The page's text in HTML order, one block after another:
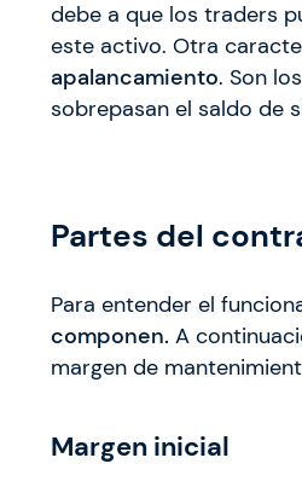
debe a que los traders
este activo. Otra
apalancamiento. Son
sobrepasan el saldo de
Partes del
Para entender el
componen. A
margen de
Margen inicial